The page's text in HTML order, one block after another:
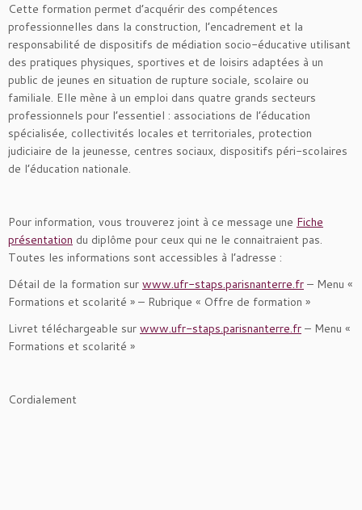
Cette formation permet d’acquérir des compétences
professionnelles dans la construction, l’encadrement et la
responsabilité de dispositifs de médiation socio-éducative utilisant
des pratiques physiques, sportives et de loisirs adaptées à un
public de jeunes en situation de rupture sociale, scolaire ou
familiale. Elle mène à un emploi dans quatre grands secteurs
professionnels pour l’essentiel : associations de l’éducation
spécialisée, collectivités locales et territoriales, protection
judiciaire de la jeunesse, centres sociaux, dispositifs péri-scolaires
de l’éducation nationale.
Pour information, vous trouverez joint à ce message une Fiche
présentation du diplôme pour ceux qui ne le connaitraient pas.
Toutes les informations sont accessibles à l’adresse :
Détail de la formation sur www.ufr-staps.parisnanterre.fr – Menu «
Formations et scolarité » – Rubrique « Offre de formation »
Livret téléchargeable sur www.ufr-staps.parisnanterre.fr – Menu «
Formations et scolarité »
Cordialement